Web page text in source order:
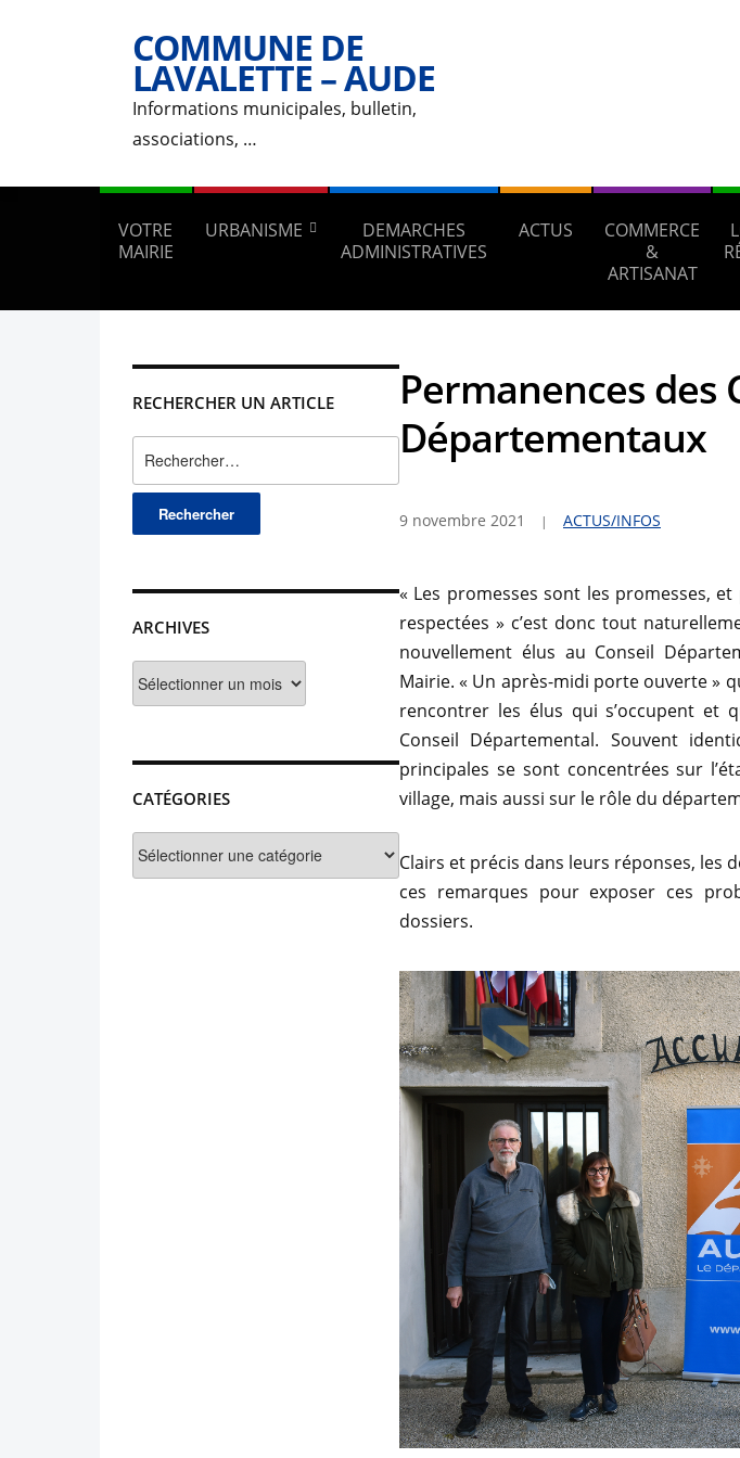
COMMUNE DE
LAVALETTE – AUDE
Informations municipales, bulletin,
associations, …
VOTRE
MAIRIE
URBANISME
DEMARCHES
ADMINISTRATIVES
ACTUS
COMMERCE
&
ARTISANAT
RECHERCHER UN ARTICLE
ARCHIVES
CATÉGORIES
Permanences des
Départementaux
9 novembre 2021 ACTUS/INFOS
« Les promesses sont les promesses,
respectées » c’est donc tout
nouvellement élus au Conseil
Mairie. « Un après-midi porte ouverte »
rencontrer les élus qui s’occupent et
Conseil Départemental. Souvent
principales se sont concentrées sur
village, mais aussi sur le rôle du
Clairs et précis dans leurs réponses, les
ces remarques pour exposer ces
dossiers.